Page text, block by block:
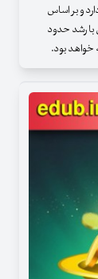
و بر اساس
با رشد حدود